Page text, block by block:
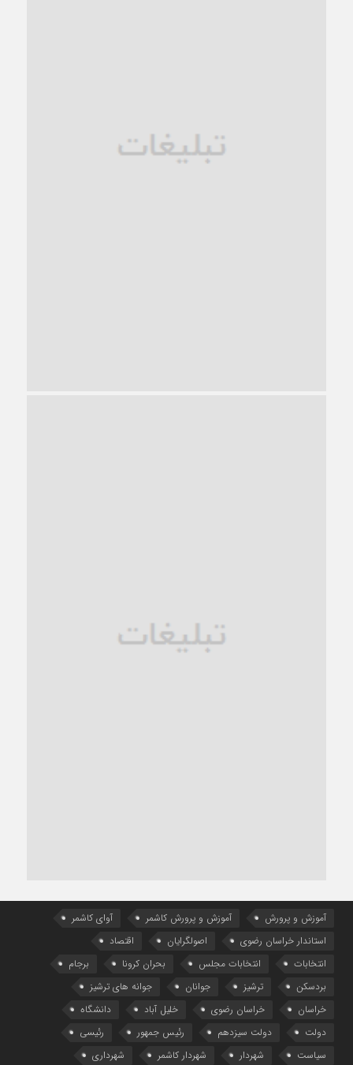
آموزش و پرورش آموزش و پرورش کاشمر
آوای کاشمر
استاندار خراسان رضوی
اصولگرایان
اقتصاد
انتخابات
انتخابات مجلس بحران کرونا
برجام
بردسکن
ترشیز جوانان
جوانه های ترشیز
خراسان
خراسان رضوی خلیل آباد
دانشگاه
دولت
دولت سیزدهم رئیس جمهور
رئیسی
سیاست
شهردار شهردار کاشمر شهرداری